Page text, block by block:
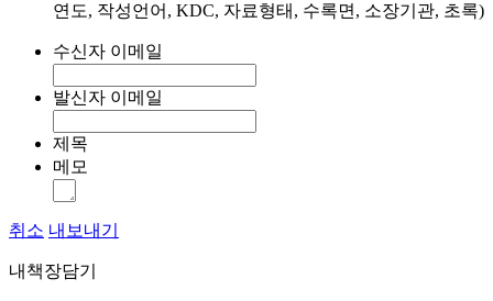
연도, 작성언어, KDC, 자료형태, 수록면, 소장기관, 초록)
수신자 이메일
발신자 이메일
제목
메모
취소 내보내기
내책장담기